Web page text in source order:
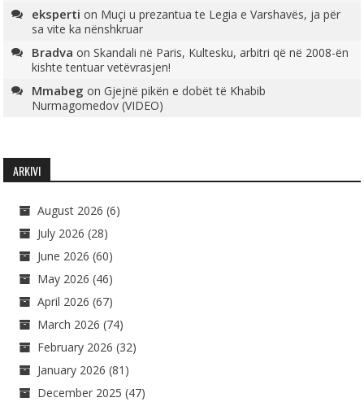
eksperti on Muçi u prezantua te Legia e Varshavës, ja për
sa vite ka nënshkruar
Bradva onSkandali në Paris, Kultesku, arbitri që në 2008-ën
kishte tentuar vetëvrasjen!
Mmabeg onGjejnë pikën e dobët të Khabib
Nurmagomedov (VIDEO)
ARKIVI
August 2026 (6)
July 2026 (28)
June 2026 (60)
May 2026 (46)
April 2026 (67)
March 2026 (74)
February 2026 (32)
January 2026 (81)
December 2025 (47)